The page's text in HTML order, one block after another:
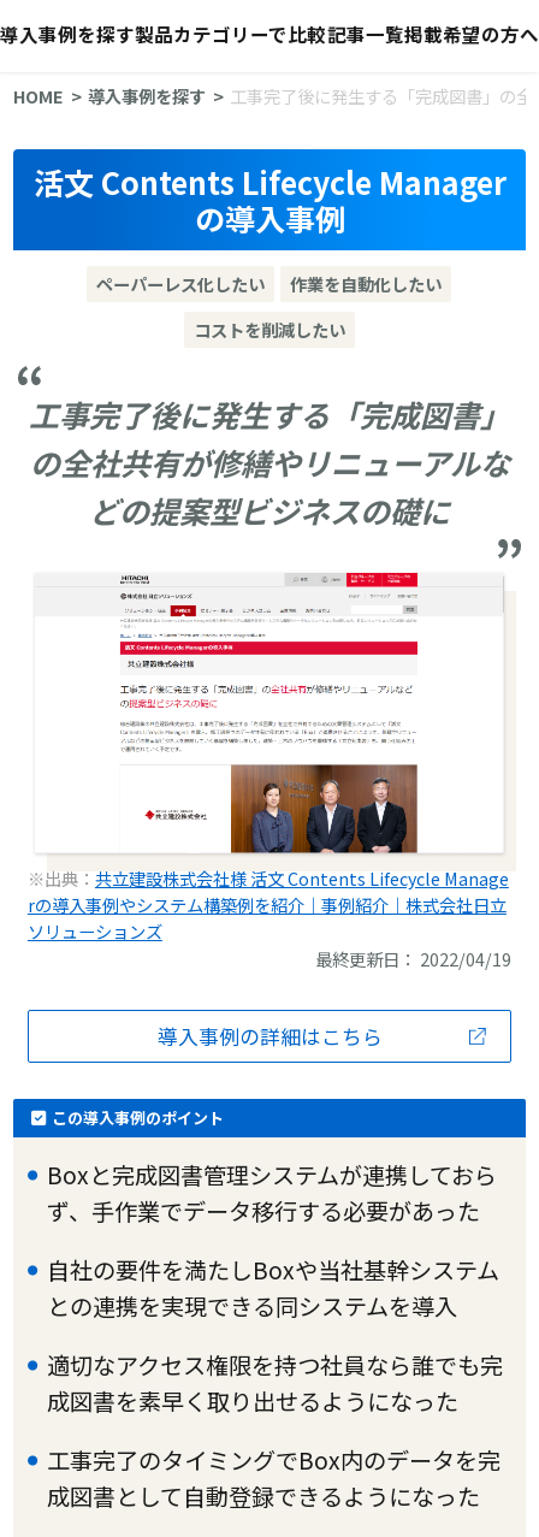
導入事例を探す製品カテゴリーで比較記事一覧掲載希望の方へ
HOME 導入事例を探す 工事完了後に発生する「完成図書」の
活文 Contents Lifecycle Manager
の導入事例
ペーパーレス化したい
作業を自動化したい
コストを削減したい
工事完了後に発生する「完成図書」
の全社共有が修繕やリニューアルな
どの提案型ビジネスの礎に
※出典： 共立建設株式会社様 活文 Contents Lifecycle Manage
rの導入事例やシステム構築例を紹介｜事例紹介｜株式会社日立
ソリューションズ
最終更新日： 2022/04/19
導入事例の詳細はこちら
この導入事例のポイント
Boxと完成図書管理システムが連携しておら
ず、手作業でデータ移行する必要があった
自社の要件を満たしBoxや当社基幹システム
との連携を実現できる同システムを導入
適切なアクセス権限を持つ社員なら誰でも完
成図書を素早く取り出せるようになった
工事完了のタイミングでBox内のデータを完
成図書として自動登録できるようになった